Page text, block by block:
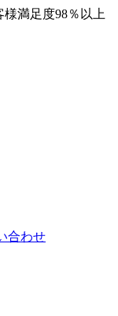
様満足度98％以上
合わせ